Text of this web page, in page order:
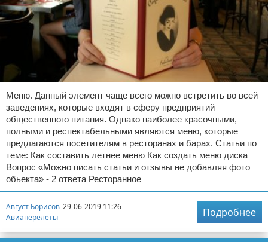
Меню. Данный элемент чаще всего можно встретить во всей
заведениях, которые входят в сферу предприятий
общественного питания. Однако наиболее красочными,
полными и респектабельными являются меню, которые
предлагаются посетителям в ресторанах и барах. Статьи по
теме: Как составить летнее меню Как создать меню диска
Вопрос «Можно писать статьи и отзывы не добавляя фото
обьекта» - 2 ответа Ресторанное
Август Борисов 29-06-2019 11:26
Авиаперелеты
Подробнее